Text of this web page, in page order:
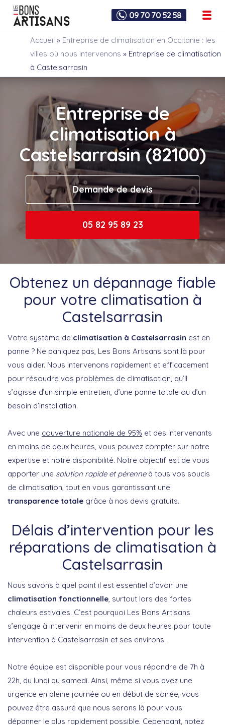
09 70 70 52 58
Accueil » Entreprise de climatisation en Occitanie : les
villes où nous intervenons » Entreprise de climatisation
à Castelsarrasin
Entreprise de
climatisation à
Castelsarrasin (82100)
Demande de devis
05 82 95 89 23
Obtenez un dépannage fiable
pour votre climatisation à
Castelsarrasin
Votre système de climatisation à Castelsarrasin est en
panne ? Ne paniquez pas, Les Bons Artisans sont là pour
vous aider. Nous intervenons rapidement et efficacement
pour résoudre vos problèmes de climatisation, qu’il
s’agisse d’un simple entretien, d’une panne totale ou d’un
besoin d’installation.
Avec une couverture nationale de 95% et des intervenants
en moins de deux heures, vous pouvez compter sur notre
expertise et notre disponibilité. Notre objectif est de vous
apporter une solution rapide et pérenneà tous vos soucis
de climatisation, tout en vous garantissant une
transparence totale grâce à nos devis gratuits.
Délais d’intervention pour les
réparations de climatisation à
Castelsarrasin
Nous savons à quel point il est essentiel d’avoir une
climatisation fonctionnelle , surtout lors des fortes
chaleurs estivales. C’est pourquoi Les Bons Artisans
s’engage à intervenir en moins de deux heures pour toute
intervention à Castelsarrasin et ses environs.
Notre équipe est disponible pour vous répondre de 7h à
22h, du lundi au samedi. Ainsi, même si vous avez une
urgence en pleine journée ou en début de soirée, vous
pouvez être assuré que nous serons là pour vous
dépanner le plus rapidement possible. Cependant, notez